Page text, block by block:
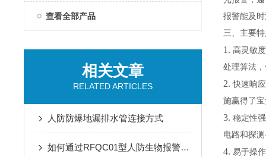
查看全部产品
相关文章
RELATED ARTICLES
人防防爆地漏排水管连接方式
如何通过RFQC01型人防生物报警器提高应急防护能力？
报警能及
三、主要
1. 高灵敏
处理算法
2.快速响
施赢得了
3. 稳定性
电路和探
4. 易于操